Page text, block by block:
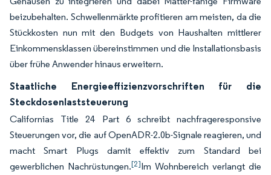
beizubehalten. Schwellenmärkte profitieren am meisten, da die
Stückkosten nun mit den Budgets von Haushalten mittlerer
Einkommensklassen übereinstimmen und die Installationsbasis
über frühe Anwender hinaus erweitern.
Staatliche Energieeffizienzvorschriften für die
Steckdosenlaststeuerung
Californias Title 24 Part 6 schreibt nachfrageresponsive
Steuerungen vor, die auf OpenADR-2.0b-Signale reagieren, und
macht Smart Plugs damit effektiv zum Standard bei
gewerblichen Nachrüstungen.[2]Im Wohnbereich verlangt die